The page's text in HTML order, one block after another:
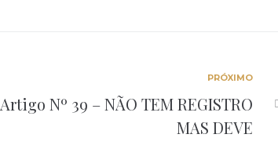
PRÓXIMO
Artigo Nº 39 – NÃO TEM REGISTRO
MAS DEVE